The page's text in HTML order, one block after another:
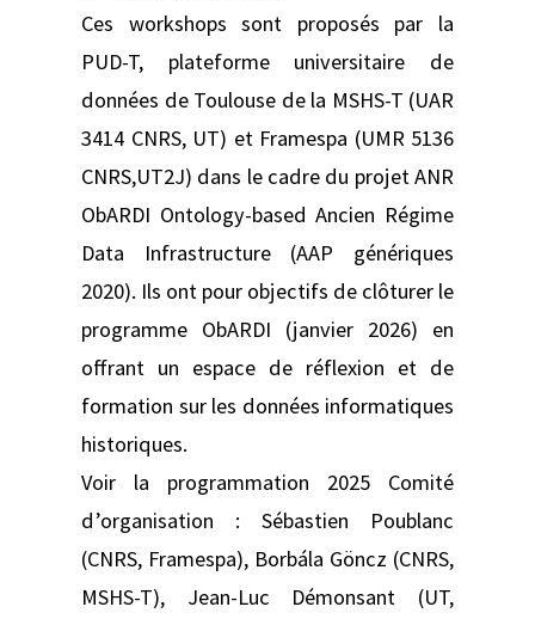
Ces workshops sont proposés par la
PUD-T, plateforme universitaire de
données de Toulouse de la MSHS-T (UAR
3414 CNRS, UT) et Framespa (UMR 5136
CNRS,UT2J) dans le cadre du projet ANR
ObARDI Ontology-based Ancien Régime
Data Infrastructure (AAP génériques
2020). Ils ont pour objectifs de clôturer le
programme ObARDI (janvier 2026) en
offrant un espace de réflexion et de
formation sur les données informatiques
historiques.
Voir la programmation 2025 Comité
d’organisation : Sébastien Poublanc
(CNRS, Framespa), Borbála Göncz (CNRS,
MSHS-T), Jean-Luc Démonsant (UT,